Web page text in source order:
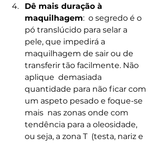
Dê mais duração à
maquilhagem:  o segredo é o
pó translúcido para selar a
pele, que impedirá a
maquilhagem de sair ou de
transferir tão facilmente. Não
aplique  demasiada
quantidade para não ficar com
um aspeto pesado e foque-se
mais  nas zonas onde com
tendência para a oleosidade,
ou seja, a zona T  (testa, nariz e